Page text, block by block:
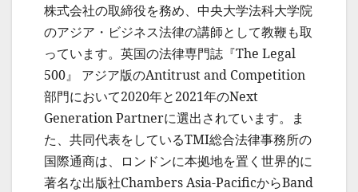
株式会社の取締役を務め、中央大学法科大学院
のアジア・ビジネス法律の講師として教鞭も取
っています。英国の法律専門誌『The Legal
500』 アジア版のAntitrust and Competition
部門において2020年と2021年のNext
Generation Partnerに選出されています。ま
た、共同代表をしているTMI総合法律事務所の
国際通商は、ロンドンに本拠地を置く世界的に
著名な出版社Chambers Asia-PacificからBand